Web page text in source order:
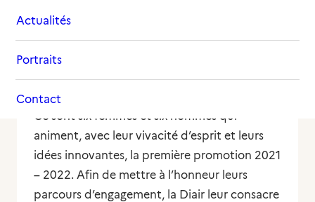
Actualités
Portraits
Contact
les réfugiés (
des relations internationales (Ifri) pour mettre
en œuvre l’
des personnes réfugiées.
Ce sont six femmes et six hommes qui
animent, avec leur vivacité d’esprit et leurs
idées innovantes, la première promotion 2021
– 2022. Afin de mettre à l’honneur leurs
parcours d’engagement, la Diair leur consacre